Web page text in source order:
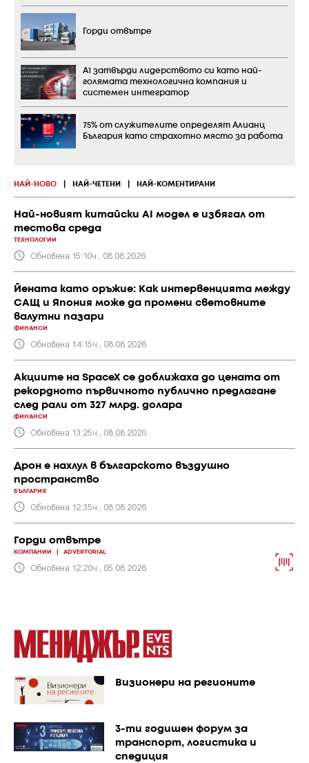
НАЙ-НОВО НАЙ-ЧЕТЕНИ НАЙ-КОМЕНТИРАНИ
Най-новият китайски AI модел е избягал от
тестова среда
ТЕХНОЛОГИИ
Обновена 15:10ч., 08.08.2026
Йената като оръжие: Как интервенцията между
САЩ и Япония може да промени световните
валутни пазари
ФИНАНСИ
Обновена 14:15ч., 08.08.2026
Акциите на SpaceX се доближаха до цената от
рекордното първичното публично предлагане
след рали от 327 млрд. долара
ФИНАНСИ
Обновена 13:25ч., 08.08.2026
Дрон е нахлул в българското въздушно
пространство
БЪЛГАРИЯ
Обновена 12:35ч., 08.08.2026
Горди отвътре
КОМПАНИИ ADVERTORIAL
Обновена 12:20ч., 05.08.2026
Горди отвътре
А1 затвърди лидерството си като най-
голямата технологична компания и
системен интегратор
75% от служителите определят Алианц
България като страхотно място за работа
Визионери на регионите
3-ти годишен форум за
транспорт, логистика и
спедиция